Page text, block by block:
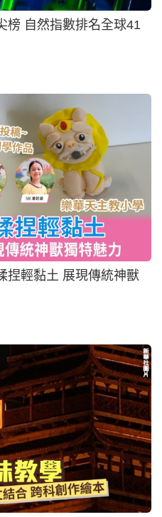
榜 自然指數排名全球41
捏輕黏土 展現傳統神獸